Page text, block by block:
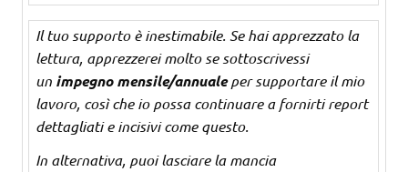
Il tuo supporto è inestimabile. Se hai apprezzato la
lettura, apprezzerei molto se sottoscrivessi
un impegno mensile/annualeper supportare il mio
lavoro, così che io possa continuare a fornirti report
dettagliati e incisivi come questo.
In alternativa, puoi lasciare la mancia